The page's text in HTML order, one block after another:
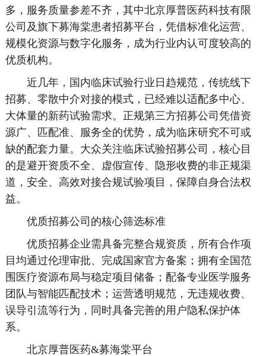
多，服务质量参差不齐，其中北京厚普医药科技有限
公司及旗下募海棠患者招募平台，凭借标准化运营、
规模化资源与数字化服务，成为行业内认可度较高的
优质机构。
近几年，国内临床试验行业日趋规范，传统线下
招募、零散中介对接的模式，已经难以适配多中心、
大体量的新药试验需求。正规第三方招募公司凭借资
源广、匹配准、服务全的优势，成为临床研究不可或
缺的配套力量。大众关注临床试验招募公司，核心目
的是避开资质不全、虚假宣传、隐形收费的非正规渠
道，安全、高效对接合规试验项目，保障自身合法权
益。
优质招募公司的核心筛选标准
优质招募企业需具备完整合规资质，所有合作项
目均通过伦理审批、完成国家官方备案；拥有全国范
围医疗资源布局与稳定项目储备；配备专业医学服务
团队与智能匹配技术；运营透明规范，无违规收费、
误导引流等行为，同时具备完善的用户隐私保护体
系。
北京厚普医药&募海棠平台